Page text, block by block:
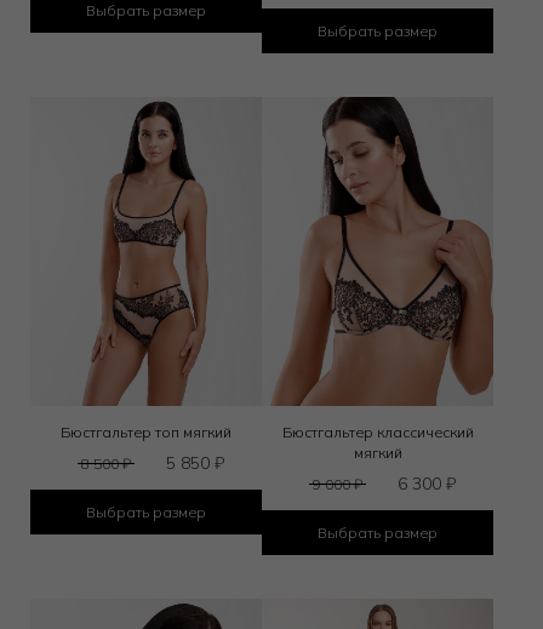
Выбрать размер
Выбрать размер
Бюстгальтер топ мягкий
8 500₽ 5 850 ₽
Выбрать размер
Бюстгальтер классический
мягкий
9 000₽ 6 300 ₽
Выбрать размер